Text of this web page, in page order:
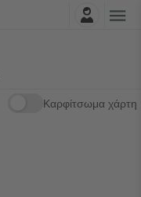
Καρφίτσωμα χάρτη